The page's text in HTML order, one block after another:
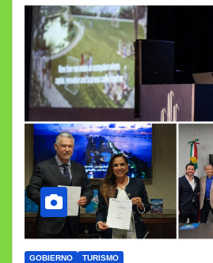
GOBIERNO TURISMO